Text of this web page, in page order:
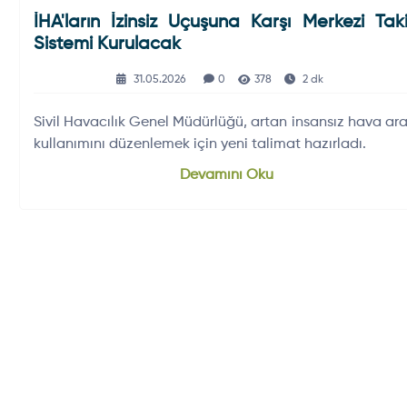
İHA'ların İzinsiz Uçuşuna Karşı Merkezi
Sistemi Kurulacak
31.05.2026 0 378 2 dk
Sivil Havacılık Genel Müdürlüğü, artan insansız hava
kullanımını düzenlemek için yeni talimat hazırladı.
Devamını Oku